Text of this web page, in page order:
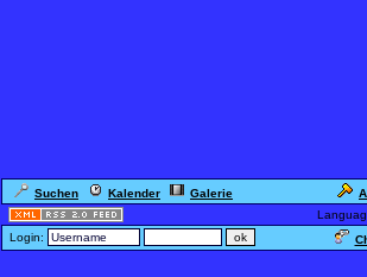
Suchen Kalender Galerie
Login: